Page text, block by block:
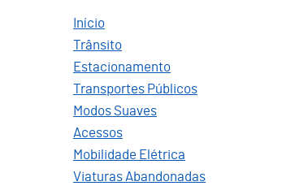
Início
Trânsito
Estacionamento
Transportes Públicos
Modos Suaves
Acessos
Mobilidade Elétrica
Viaturas Abandonadas